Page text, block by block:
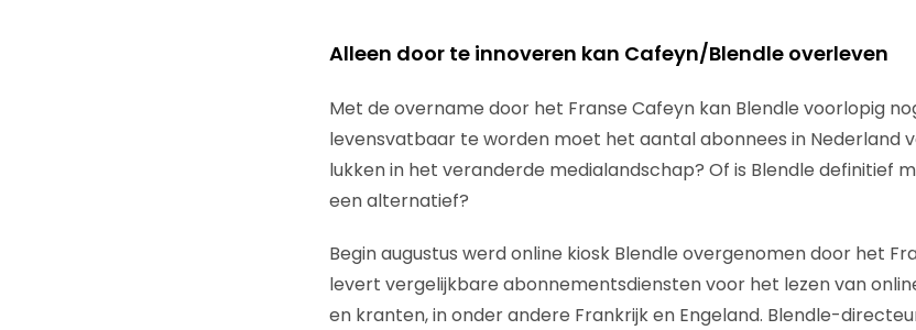
Alleen door te innoveren kan Cafeyn/Blendle overleven
Met de overname door het Franse Cafeyn kan Blendle voorlopig
levensvatbaar te worden moet het aantal abonnees in Nederland
lukken in het veranderde medialandschap? Of is Blendle definitief
een alternatief?
Begin augustus werd online kiosk Blendle overgenomen door het
levert vergelijkbare abonnementsdiensten voor het lezen van
en kranten, in onder andere Frankrijk en Engeland. Blendle-